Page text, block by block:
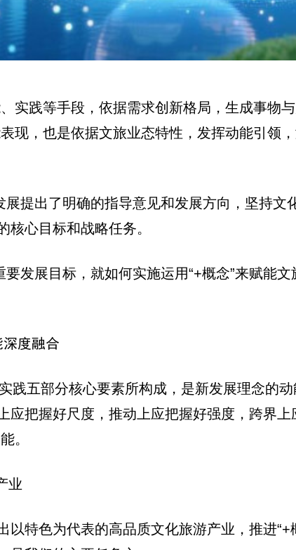
实践‌等手段，依据需求创新格局，生成事物
现，也是依据文旅业态特性，发挥动能引领
展提出了明确的指导意见和发展方向，坚持
心目标和战略任务。
发展目标，就如何实施运用“+概念”来赋能
度融合
践五部分核心要素所构成，是新发展理念的
应把握好尺度，推动上应把握好强度，跨界
。
业
特色为代表的高品质文化旅游产业，推进